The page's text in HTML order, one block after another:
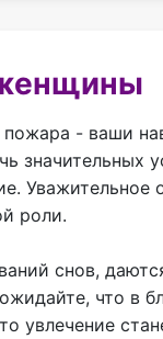
- ваши
значительных
роли.
снов,
что в
увлечение